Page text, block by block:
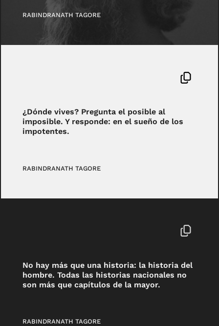
RABINDRANATH TAGORE
¿Dónde vives? Pregunta el posible al
imposible. Y responde: en el sueño de los
impotentes.
RABINDRANATH TAGORE
No hay más que una historia: la historia del
hombre. Todas las historias nacionales no
son más que capítulos de la mayor.
RABINDRANATH TAGORE